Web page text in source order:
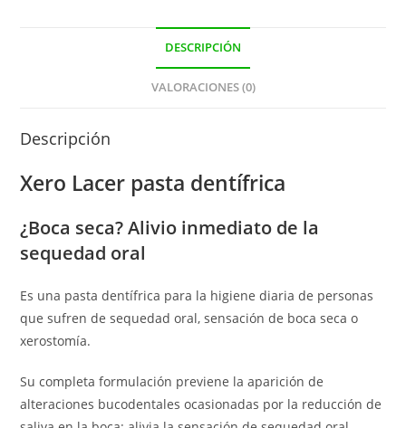
DESCRIPCIÓN
VALORACIONES (0)
Descripción
Xero Lacer pasta dentífrica
¿Boca seca? Alivio inmediato de la
sequedad oral
Es una pasta dentífrica para la higiene diaria de personas
que sufren de sequedad oral, sensación de boca seca o
xerostomía.
Su completa formulación previene la aparición de
alteraciones bucodentales ocasionadas por la reducción de